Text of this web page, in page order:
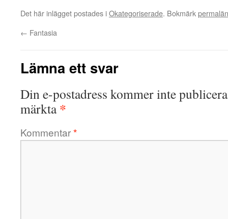
Det här inlägget postades iOkategoriserade. Bokmärk
← Fantasia
Lämna ett svar
Din e-postadress kommer inte
märkta*
Kommentar*